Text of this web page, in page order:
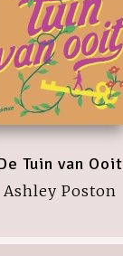
Tuin van Ooit
Ashley Poston